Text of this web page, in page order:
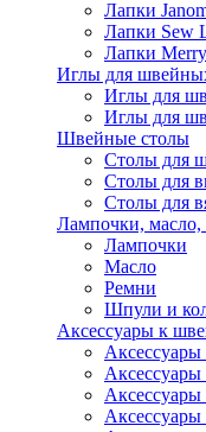
Лапки
Лапки Sew
Лапки
Иглы для
Иглы для
Иглы для
Швейные столы
Столы для
Столы для
Столы для
Лампочки,
Лампочки
Масло
Ремни
Шпули и
Аксессуары к
Аксессуары
Аксессуары
Аксессуары
Аксессуары